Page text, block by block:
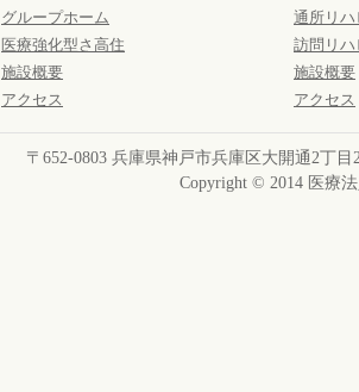
グループホーム
通所リハ
医療強化型さ高住
訪問リハ
施設概要
施設概要
アクセス アクセス
〒652-0803 兵庫県神戸市兵庫区大開通2
Copyright © 2014 医療